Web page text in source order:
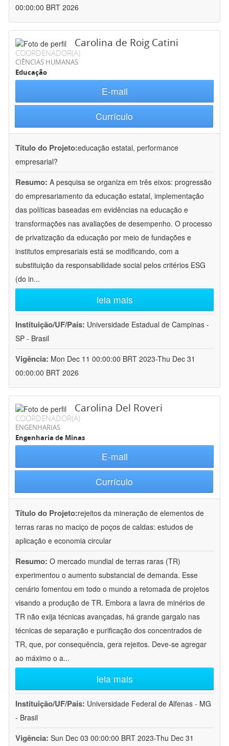
00:00:00 BRT 2026
Carolina de Roig Catini
COORDENADOR(A)
CIÊNCIAS HUMANAS
Educação
E-mail
Currículo
Título do Projeto:educação estatal, performance
empresarial?
Resumo: A pesquisa se organiza em três eixos: progressão
do empresariamento da educação estatal, implementação
das políticas baseadas em evidências na educação e
transformações nas avaliações de desempenho. O processo
de privatização da educação por meio de fundações e
institutos empresariais está se modificando, com a
substituição da responsabilidade social pelos critérios ESG
(do in...
leia mais
Instituição/UF/País: Universidade Estadual de Campinas -
SP - Brasil
Vigência: Mon Dec 11 00:00:00 BRT 2023-Thu Dec 31
00:00:00 BRT 2026
Carolina Del Roveri
COORDENADOR(A)
ENGENHARIAS
Engenharia de Minas
E-mail
Currículo
Título do Projeto:rejeitos da mineração de elementos de
terras raras no maciço de poços de caldas: estudos de
aplicação e economia circular
Resumo: O mercado mundial de terras raras (TR)
experimentou o aumento substancial de demanda. Esse
cenário fomentou em todo o mundo a retomada de projetos
visando a produção de TR. Embora a lavra de minérios de
TR não exija técnicas avançadas, há grande gargalo nas
técnicas de separação e purificação dos concentrados de
TR, que, por consequência, gera rejeitos. Deve-se agregar
ao máximo o a...
leia mais
Instituição/UF/País: Universidade Federal de Alfenas - MG
- Brasil
Vigência: Sun Dec 03 00:00:00 BRT 2023-Thu Dec 31